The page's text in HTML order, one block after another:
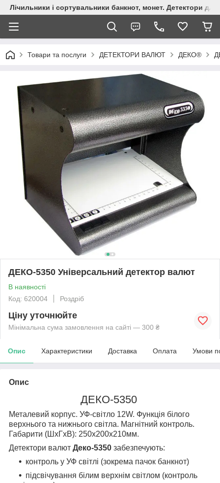
Лічильники і сортувальники банкнот, монет. Детектори для
Товари та послуги ДЕТЕКТОРИ ВАЛЮТ ДЕКО®
ДЕКО-5350 Універсальний детектор валют
В наявності
Код: 620004
Роздріб
Ціну уточнюйте
Мінімальна сума замовлення на сайті — 300 ₴
Опис Характеристики Доставка Оплата Умови
Опис
ДЕКО-5350
Металевий корпус. УФ-світло 12W. Функція білого
верхнього та нижнього світла. Магнітний контроль.
Габарити (ШхГхВ): 250х200х210мм.
Детектори валют Деко-5350 забезпечують:
контроль у УФ світлі (зокрема пачок банкнот)
підсвічування білим верхнім світлом (контроль